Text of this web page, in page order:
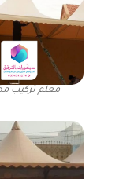
معلم تركيب